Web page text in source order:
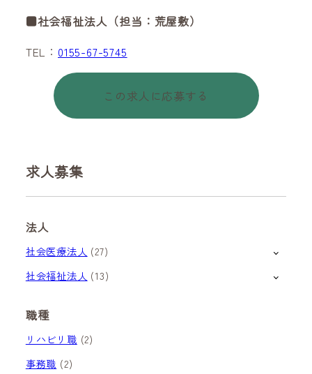
■社会福祉法人（担当：荒屋敷）
TEL： 0155-67-5745
この求人に応募する
求人募集
法人
社会医療法人 (27)
社会福祉法人 (13)
職種
リハビリ職 (2)
事務職 (2)